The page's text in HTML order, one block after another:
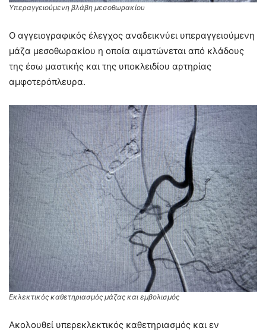
Υπεραγγειούμενη βλάβη μεσοθωρακίου
Ο αγγειογραφικός έλεγχος αναδεικνύει υπεραγγειούμενη
μάζα μεσοθωρακίου η οποία αιματώνεται από κλάδους
της έσω μαστικής και της υποκλειδίου αρτηρίας
αμφοτερόπλευρα.
Εκλεκτικός καθετηριασμός μάζας και εμβολισμός
Ακολουθεί υπερεκλεκτικός καθετηριασμός και εν